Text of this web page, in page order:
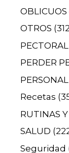
OTROS
PECTORAL
PERDER
PERSONAL
Recetas
RUTINAS
SALUD
Seguridad